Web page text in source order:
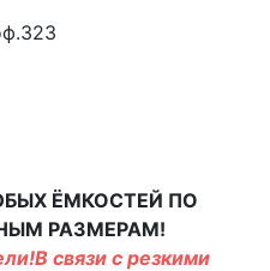
ЁМКОСТЕЙ ПО
РАЗМЕРАМ!
связи с резкими